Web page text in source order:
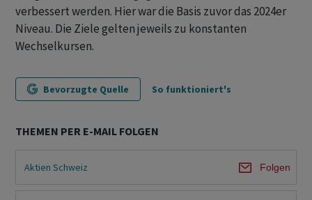
verbessert werden. Hier war die Basis zuvor das 2024er
Niveau. Die Ziele gelten jeweils zu konstanten
Wechselkursen.
Bevorzugte Quelle So funktioniert's
THEMEN PER E-MAIL FOLGEN
Aktien Schweiz Folgen